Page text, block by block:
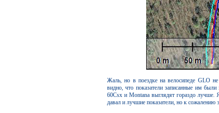
Жаль, но в поездке на велосипеде GLO
видно, что показатели записанные им
60Csx и Montana выглядят гораздо лучше.
давал и лучшие показатели, но к сожалению